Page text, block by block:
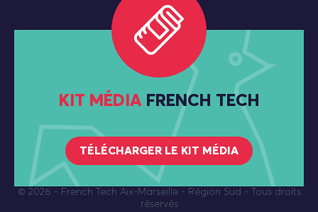
KIT MÉDIA FRENCH TECH
TÉLÉCHARGER LE KIT MÉDIA
© 2026 - French Tech Aix-Marseille - Région Sud - Tous droits
réservés